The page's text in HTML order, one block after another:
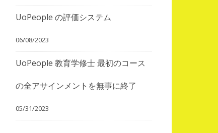
UoPeople の評価システム
06/08/2023
UoPeople 教育学修士 最初のコース
の全アサインメントを無事に終了
05/31/2023